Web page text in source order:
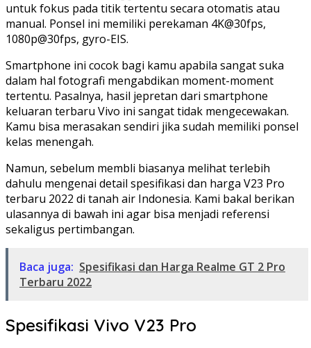
untuk fokus pada titik tertentu secara otomatis atau
manual. Ponsel ini memiliki perekaman 4K@30fps,
1080p@30fps, gyro-EIS.
Smartphone ini cocok bagi kamu apabila sangat suka
dalam hal fotografi mengabdikan moment-moment
tertentu. Pasalnya, hasil jepretan dari smartphone
keluaran terbaru Vivo ini sangat tidak mengecewakan.
Kamu bisa merasakan sendiri jika sudah memiliki ponsel
kelas menengah.
Namun, sebelum membli biasanya melihat terlebih
dahulu mengenai detail spesifikasi dan harga V23 Pro
terbaru 2022 di tanah air Indonesia. Kami bakal berikan
ulasannya di bawah ini agar bisa menjadi referensi
sekaligus pertimbangan.
Baca juga: Spesifikasi dan Harga Realme GT 2 Pro
Terbaru 2022
Spesifikasi Vivo V23 Pro